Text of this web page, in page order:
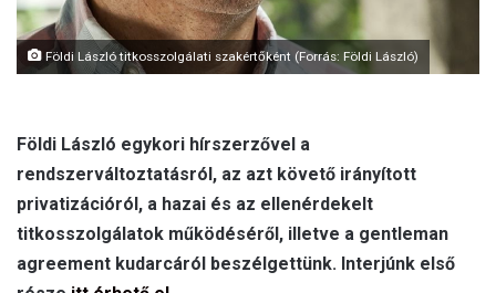
Földi László titkosszolgálati szakértőként (Forrás: Földi László)
Földi László egykori hírszerzővel a
rendszerváltoztatásról, az azt követő irányított
privatizációról, a hazai és az ellenérdekelt
titkosszolgálatok működéséről, illetve a gentleman
agreement kudarcáról beszélgettünk. Interjúnk első